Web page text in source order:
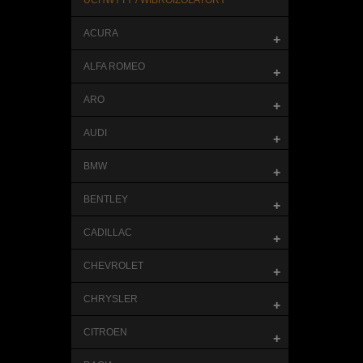
ACURA +
ALFA ROMEO +
ARO +
AUDI +
BMW +
BENTLEY +
CADILLAC +
CHEVROLET +
CHRYSLER +
CITROEN +